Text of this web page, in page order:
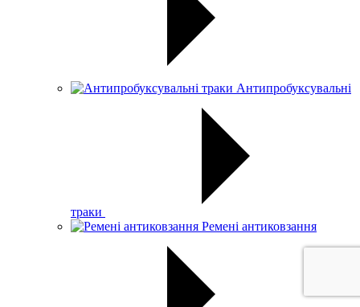
Антипробуксувальні
траки
Ремені антиковзання